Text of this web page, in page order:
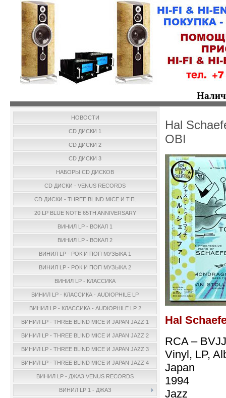
НОВОСТИ
CD ДИСКИ 1
CD ДИСКИ 2
CD ДИСКИ 3
НАБОРЫ CD ДИСКОВ
CD ДИСКИ - VENUS RECORDS
CD ДИСКИ - THREE BLIND MICE И Т.П.
20 LP BLUE NOTE 65TH ANNIVERSARY
ВИНИЛ LP - ВОКАЛ 1
ВИНИЛ LP - ВОКАЛ 2
ВИНИЛ LP - РОК И ПОП МУЗЫКА 1
ВИНИЛ LP - РОК И ПОП МУЗЫКА 2
ВИНИЛ LP - КЛАССИКА
ВИНИЛ LP - КЛАССИКА - AUDIOPHILE LP
ВИНИЛ LP - КЛАССИКА - AUDIOPHILE LP 2
ВИНИЛ LP - THREE BLIND MICE И JAPAN JAZZ 1
ВИНИЛ LP - THREE BLIND MICE И JAPAN JAZZ 2
ВИНИЛ LP - THREE BLIND MICE И JAPAN JAZZ 3
ВИНИЛ LP - THREE BLIND MICE И JAPAN JAZZ 4
ВИНИЛ LP - ДЖАЗ VENUS RECORDS
ВИНИЛ LP 1 - ДЖАЗ
Hal
OBI
Hal
RCA –
Vinyl, LP,
Japan
1994
Jazz